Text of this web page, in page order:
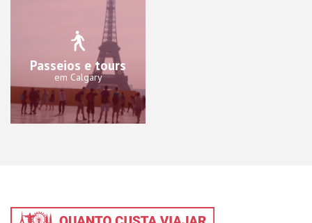
Passeios e tours
em Calgary